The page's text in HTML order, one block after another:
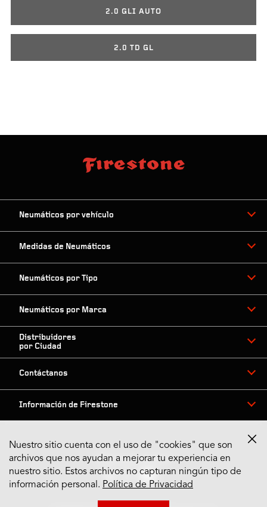
2.0 GLI AUTO
2.0 TD GL
Neumáticos por vehículo
Medidas de Neumáticos
Neumáticos por Tipo
Neumáticos por Marca
Distribuidores
por Ciudad
Contáctanos
Información de Firestone
Síguenos en Redes
Nuestro sitio cuenta con el uso de "cookies" que son
archivos que nos ayudan a mejorar tu experiencia en
nuestro sitio. Estos archivos no capturan ningún tipo de
información personal. Política de Privacidad